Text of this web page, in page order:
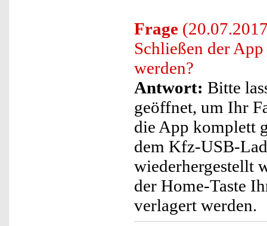
Frage
Schließen der
werden?
Antwort: Bitte
geöffnet, um Ihr
die App komplett
dem Kfz-USB-
wiederhergestellt
der Home-Taste
verlagert werden.